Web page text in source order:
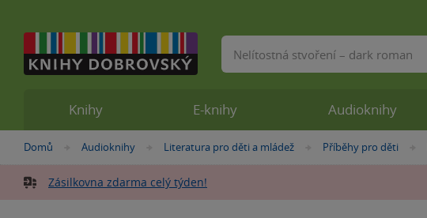
Nacházíte
zde:
Domů »Audioknihy »
Literatura pro děti a mládež »Příběhy pro děti
Zásilkovna zdarma celý týden!
Knihy E-knihy Audioknihy
Vyhledávání